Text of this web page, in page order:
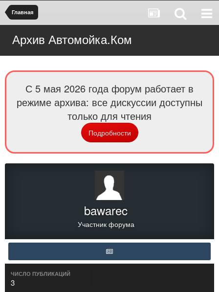
Главная
Архив Автомойка.Ком
С 5 мая 2026 года форум работает в
режиме архива: все дискуссии доступны
только для чтения
Подробности
bawarec
Участник форума
ЧИСЛО ПУБЛИКАЦИЙ
3